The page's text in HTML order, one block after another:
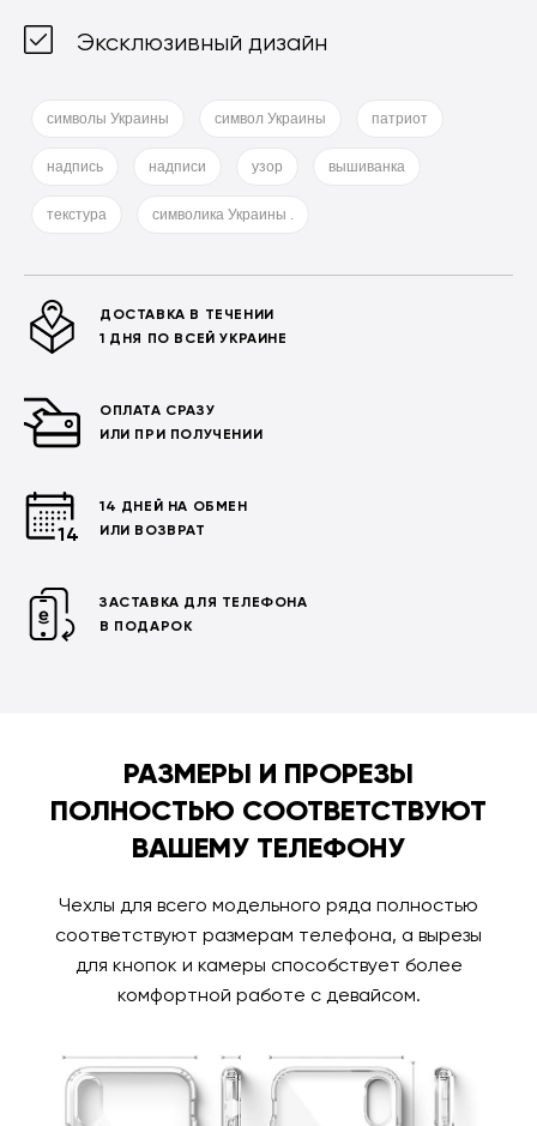
Эксклюзивный дизайн
символы Украины символ Украины патриот
надпись надписи узор вышиванка
текстура символика Украины .
ДОСТАВКА В ТЕЧЕНИИ
1 ДНЯ ПО ВСЕЙ УКРАИНЕ
ОПЛАТА СРАЗУ
ИЛИ ПРИ ПОЛУЧЕНИИ
14 ДНЕЙ НА ОБМЕН
ИЛИ ВОЗВРАТ
ЗАСТАВКА ДЛЯ ТЕЛЕФОНА
В ПОДАРОК
РАЗМЕРЫ И ПРОРЕЗЫ
ПОЛНОСТЬЮ СООТВЕТСТВУЮТ
ВАШЕМУ ТЕЛЕФОНУ
Чехлы для всего модельного ряда полностью
соответствуют размерам телефона, а вырезы
для кнопок и камеры способствует более
комфортной работе с девайсом.